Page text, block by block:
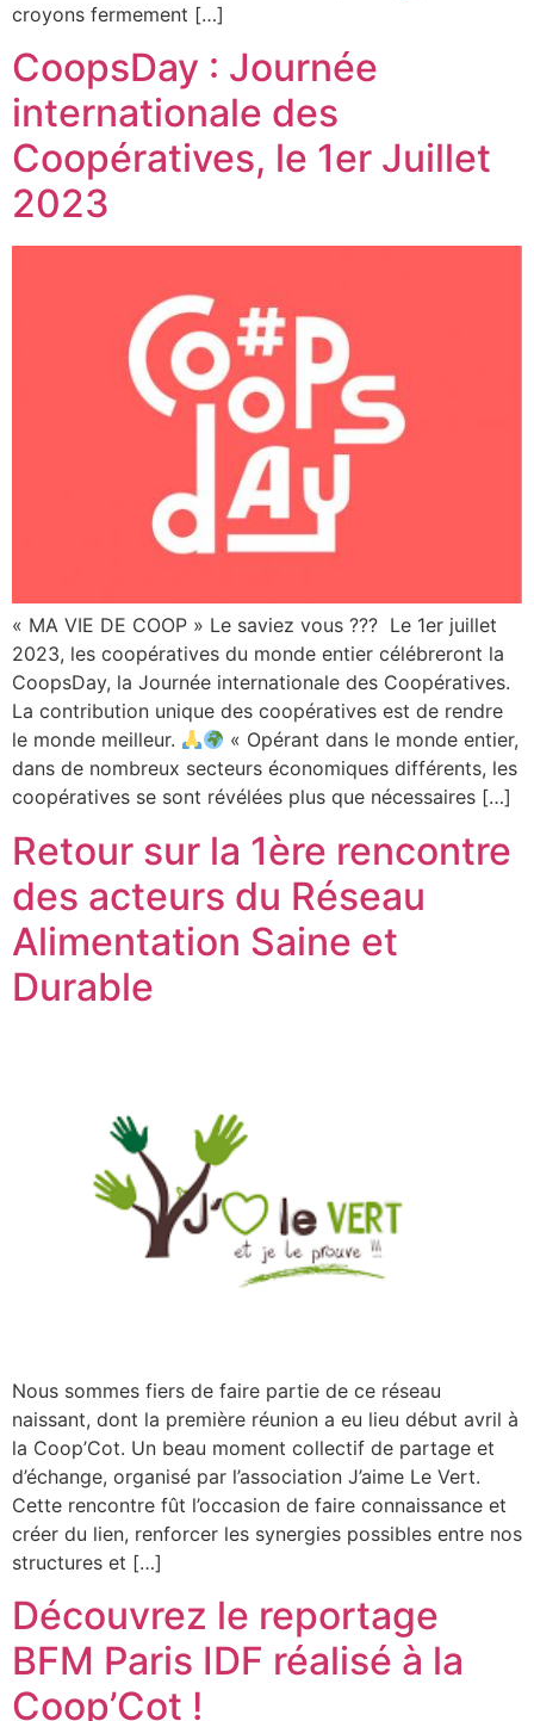
croyons fermement […]
CoopsDay : Journée
internationale des
Coopératives, le 1er Juillet
2023
« MA VIE DE COOP » Le saviez vous ??? Le 1er juillet
2023, les coopératives du monde entier célébreront la
CoopsDay, la Journée internationale des Coopératives.
La contribution unique des coopératives est de rendre
le monde meilleur.
« Opérant dans le monde entier,
dans de nombreux secteurs économiques différents, les
coopératives se sont révélées plus que nécessaires […]
Retour sur la 1ère rencontre
des acteurs du Réseau
Alimentation Saine et
Durable
Nous sommes fiers de faire partie de ce réseau
naissant, dont la première réunion a eu lieu début avril à
la Coop’Cot. Un beau moment collectif de partage et
d’échange, organisé par l’association J’aime Le Vert.
Cette rencontre fût l’occasion de faire connaissance et
créer du lien, renforcer les synergies possibles entre nos
structures et […]
Découvrez le reportage
BFM Paris IDF réalisé à la
Coop’Cot !